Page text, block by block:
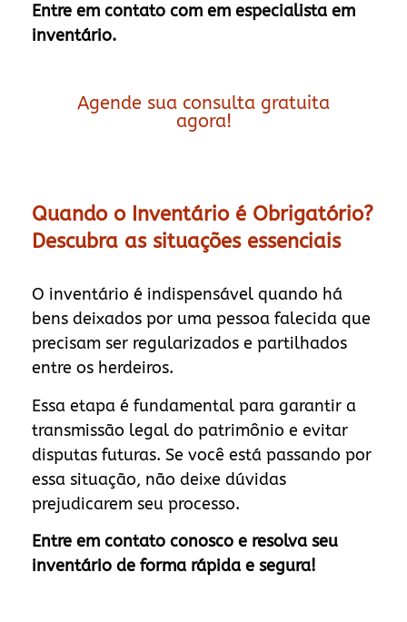
Entre em contato com em especialista em
inventário.
Agende sua consulta gratuita
agora!
Quando o Inventário é Obrigatório?
Descubra as situações essenciais
O inventário é indispensável quando há
bens deixados por uma pessoa falecida que
precisam ser regularizados e partilhados
entre os herdeiros.
Essa etapa é fundamental para garantir a
transmissão legal do patrimônio e evitar
disputas futuras. Se você está passando por
essa situação, não deixe dúvidas
prejudicarem seu processo.
Entre em contato conosco e resolva seu
inventário de forma rápida e segura!